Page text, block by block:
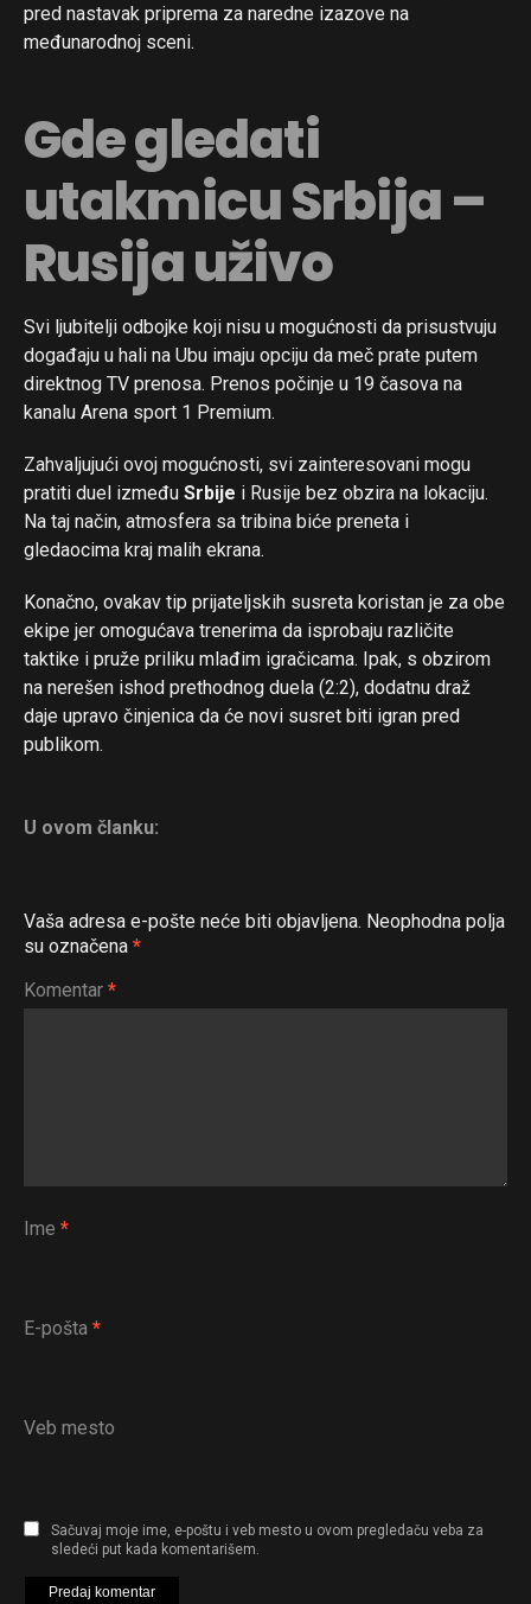
pred nastavak priprema za naredne izazove na
međunarodnoj sceni.
Gde gledati
utakmicu Srbija –
Rusija uživo
Svi ljubitelji odbojke koji nisu u mogućnosti da prisustvuju
događaju u hali na Ubu imaju opciju da meč prate putem
direktnog TV prenosa. Prenos počinje u 19 časova na
kanalu Arena sport 1 Premium.
Zahvaljujući ovoj mogućnosti, svi zainteresovani mogu
pratiti duel između Srbije i Rusije bez obzira na lokaciju.
Na taj način, atmosfera sa tribina biće preneta i
gledaocima kraj malih ekrana.
Konačno, ovakav tip prijateljskih susreta koristan je za obe
ekipe jer omogućava trenerima da isprobaju različite
taktike i pruže priliku mlađim igračicama. Ipak, s obzirom
na nerešen ishod prethodnog duela (2:2), dodatnu draž
daje upravo činjenica da će novi susret biti igran pred
publikom.
U ovom članku:
Vaša adresa e-pošte neće biti objavljena. Neophodna polja
su označena *
Komentar *
Ime *
E-pošta *
Veb mesto
Sačuvaj moje ime, e-poštu i veb mesto u ovom pregledaču veba za
sledeći put kada komentarišem.